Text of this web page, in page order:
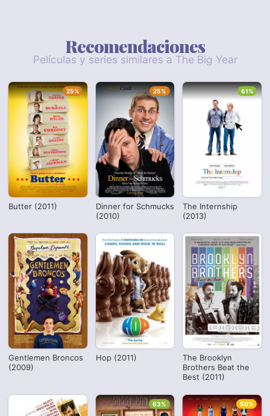
Recomendaciones
Películas y series similares a The Big Year
Butter (2011)
25%
Dinner for Schmucks
(2010)
25%
The Internship
(2013)
61%
Gentlemen Broncos
(2009)
Hop (2011)
The Brooklyn
Brothers Beat the
Best (2011)
63% 50%